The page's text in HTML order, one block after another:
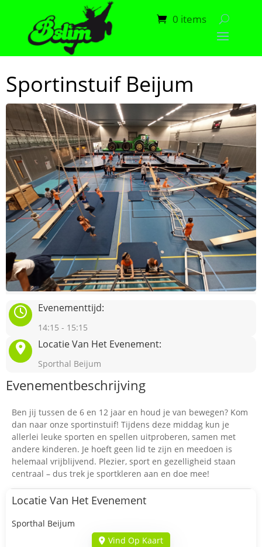
0 items
Sportinstuif Beijum
Evenementtijd:
14:15 - 15:15
Locatie Van Het Evenement:
Sporthal Beijum
Evenementbeschrijving
Ben jij tussen de 6 en 12 jaar en houd je van bewegen? Kom
dan naar onze sportinstuif! Tijdens deze middag kun je
allerlei leuke sporten en spellen uitproberen, samen met
andere kinderen. Je hoeft geen lid te zijn en meedoen is
helemaal vrijblijvend. Plezier, sport en gezelligheid staan
centraal – dus trek je sportkleren aan en doe mee!
Locatie Van Het Evenement
Sporthal Beijum
Vind Op Kaart